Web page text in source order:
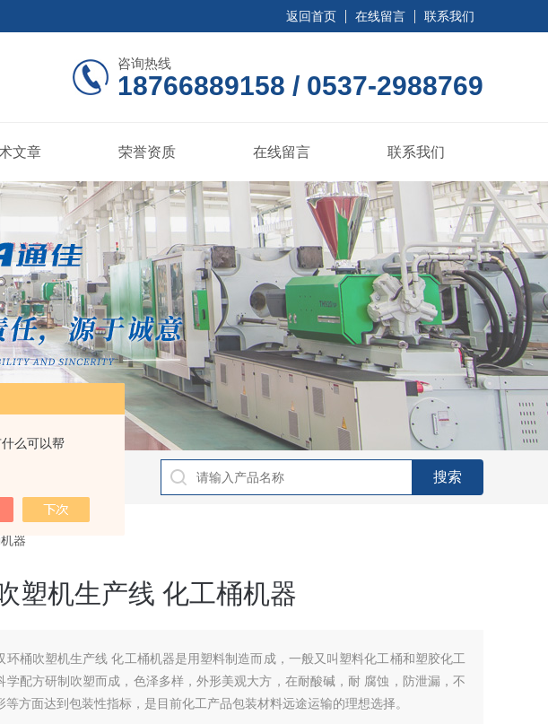
么可以帮
返回首页 在线留言 联系我们
咨询热线
18766889158 / 0537-2988769
文章 荣誉资质 在线留言 联系我们
器
塑机生产线 化工桶机器
环桶吹塑机生产线 化工桶机器是用塑料制造而成，一般又叫塑料化工桶和塑胶化工
学配方研制吹塑而成，色泽多样，外形美观大方，在耐酸碱，耐 腐蚀，防泄漏，不
等方面达到包装性指标，是目前化工产品包装材料远途运输的理想选择。